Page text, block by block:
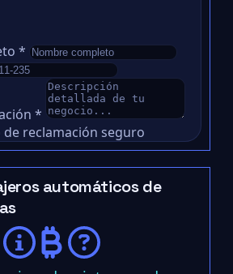
*
*
de reclamación seguro
automáticos de